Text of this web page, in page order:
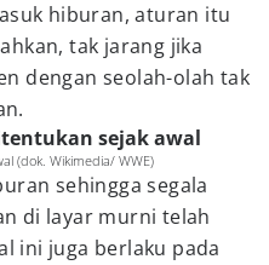
hiburan, aturan itu
tak jarang jika
dengan seolah-olah tak
sejak awal
(dok. Wikimedia/ WWE)
sehingga segala
di layar murni telah
ini juga berlaku pada